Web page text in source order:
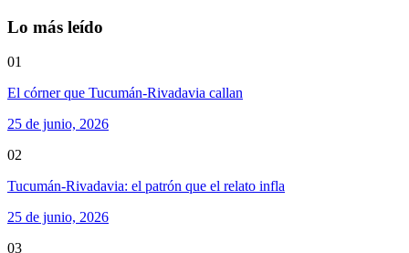
Lo más leído
01
El córner que Tucumán-Rivadavia callan
25 de junio, 2026
02
Tucumán-Rivadavia: el patrón que el relato infla
25 de junio, 2026
03